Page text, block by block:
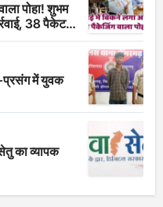
पोहा! शुभम
38 पैकेट
प्रसंग में युवक
का व्यापक